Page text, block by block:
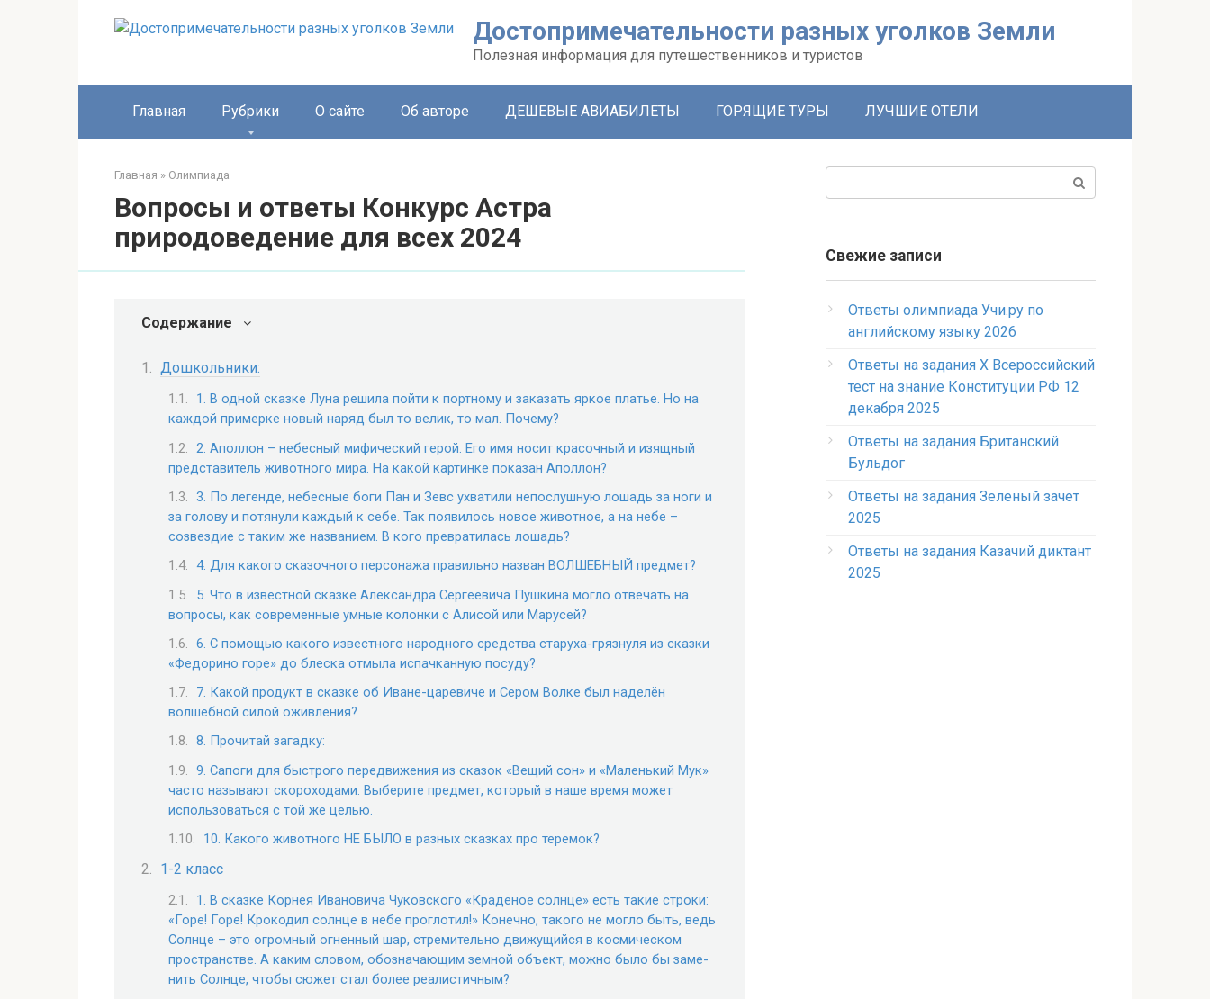
Достопримечательности разных уголков Земли
Полезная информация для путешественников и туристов
Главная Рубрики О сайте Об авторе ДЕШЕВЫЕ АВИАБИЛЕТЫ ГОРЯЩИЕ ТУРЫ ЛУЧШИЕ ОТЕЛИ
Главная » Олимпиада
Вопросы и ответы Конкурс Астра
природоведение для всех 2024
Содержание
Дошкольники:
1. В одной сказке Луна решила пойти к портному и заказать яркое платье. Но на
каждой примерке новый наряд был то велик, то мал. Почему?
2. Аполлон – небесный мифический герой. Его имя носит красочный и изящный
представитель животного мира. На какой картинке показан Аполлон?
3. По легенде, небесные боги Пан и Зевс ухватили непослушную лошадь за ноги и
за голову и потянули каждый к себе. Так появилось новое животное, а на небе –
созвездие с таким же названием. В кого превратилась лошадь?
4. Для какого сказочного персонажа правильно назван ВОЛШЕБНЫЙ предмет?
5. Что в известной сказке Александра Сергеевича Пушкина могло отвечать на
вопросы, как современные умные колонки с Алисой или Марусей?
6. С помощью какого известного народного средства старуха-грязнуля из сказки
«Федорино горе» до блеска отмыла испачканную посуду?
7. Какой продукт в сказке об Иване-царевиче и Сером Волке был наделён
волшебной силой оживления?
8. Прочитай загадку:
9. Сапоги для быстрого передвижения из сказок «Вещий сон» и «Маленький Мук»
часто называют скороходами. Выберите предмет, который в наше время может
использоваться с той же целью.
10. Какого животного НЕ БЫЛО в разных сказках про теремок?
1-2 класс
1. В сказке Корнея Ивановича Чуковского «Краденое солнце» есть такие строки:
«Горе! Горе! Крокодил солнце в небе проглотил!» Конечно, такого не могло быть, ведь
Солнце – это огромный огненный шар, стремительно движущийся в космическом
пространстве. А каким словом, обозначающим земной объект, можно было бы заме-
нить Солнце, чтобы сюжет стал более реалистичным?
Свежие записи
Ответы олимпиада Учи.ру по
английскому языку 2026
Ответы на задания X Всероссийский
тест на знание Конституции РФ 12
декабря 2025
Ответы на задания Британский
Бульдог
Ответы на задания Зеленый зачет
2025
Ответы на задания Казачий диктант
2025